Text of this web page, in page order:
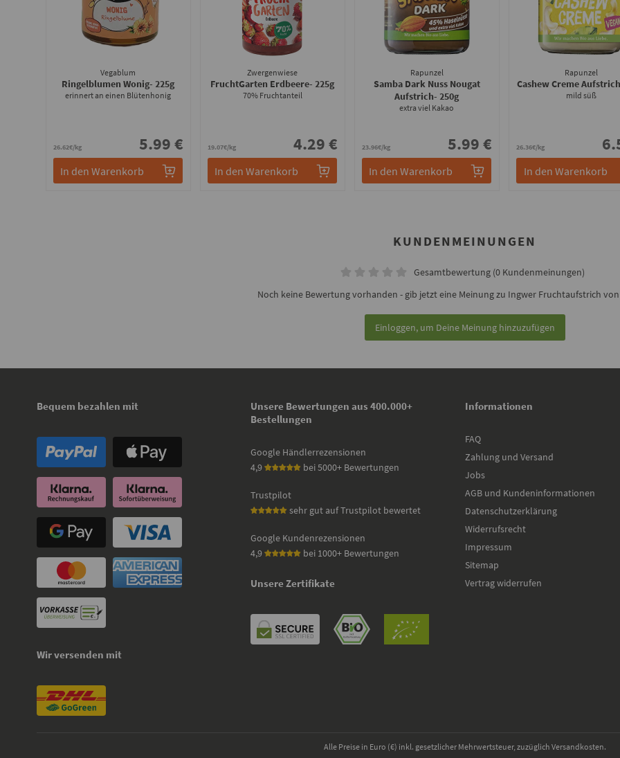
Vegablum
Ringelblumen Wonig- 225g
erinnert an einen Blütenhonig
26.62€/kg 5.99 €
In den Warenkorb
Zwergenwiese
FruchtGarten Erdbeere- 225g
70% Fruchtanteil
19.07€/kg 4.29 €
In den Warenkorb
Rapunzel
Samba Dark Nuss Nougat
Aufstrich- 250g
extra viel Kakao
23.96€/kg 5.99 €
In den Warenkorb
Rapunzel
Cashew Creme Aufstrich
mild süß
26.36€/kg
In den Warenkorb
KUNDENMEINUNGEN
Gesamtbewertung (0 Kundenmeinungen)
Noch keine Bewertung vorhanden - gib jetzt eine Meinung zu Ingwer Fruchtaufstrich
Einloggen, um Deine Meinung hinzuzufügen
Bequem bezahlen mit
Wir versenden mit
Unsere Bewertungen aus 400.000+
Bestellungen
Google Händlerrezensionen
4,9
bei 5000+ Bewertungen
Trustpilot
sehr gut auf Trustpilot bewertet
Google Kundenrezensionen
4,9
bei 1000+ Bewertungen
Unsere Zertifikate
Informationen
FAQ
Zahlung und Versand
Jobs
AGB und Kundeninformationen
Datenschutzerklärung
Widerrufsrecht
Impressum
Sitemap
Vertrag widerrufen
Alle Preise in Euro (€) inkl. gesetzlicher Mehrwertsteuer, zuzüglich Versandkosten.